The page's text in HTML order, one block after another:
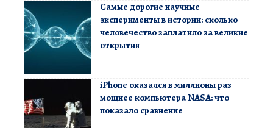
Самые дорогие научные
эксперименты в истории: сколько
человечество заплатило за великие
открытия
iPhone оказался в миллионы раз
мощнее компьютера NASA: что
показало сравнение